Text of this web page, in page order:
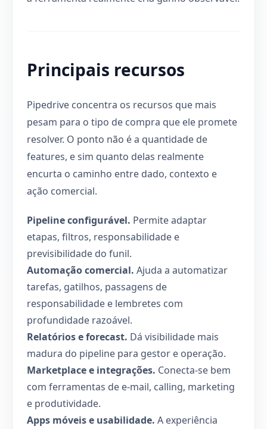
Principais recursos
Pipedrive concentra os recursos que mais
pesam para o tipo de compra que ele promete
resolver. O ponto não é a quantidade de
features, e sim quanto delas realmente
encurta o caminho entre dado, contexto e
ação comercial.
Pipeline configurável. Permite adaptar
etapas, filtros, responsabilidade e
previsibilidade do funil.
Automação comercial. Ajuda a automatizar
tarefas, gatilhos, passagens de
responsabilidade e lembretes com
profundidade razoável.
Relatórios e forecast. Dá visibilidade mais
madura do pipeline para gestor e operação.
Marketplace e integrações. Conecta-se bem
com ferramentas de e-mail, calling, marketing
e produtividade.
Apps móveis e usabilidade. A experiência